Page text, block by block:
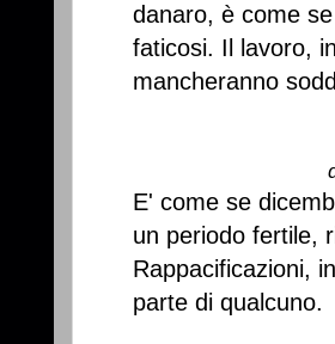
danaro, è come
faticosi. Il lavoro,
mancheranno
E' come se
un periodo fertile,
Rappacificazioni,
parte di qualcuno.